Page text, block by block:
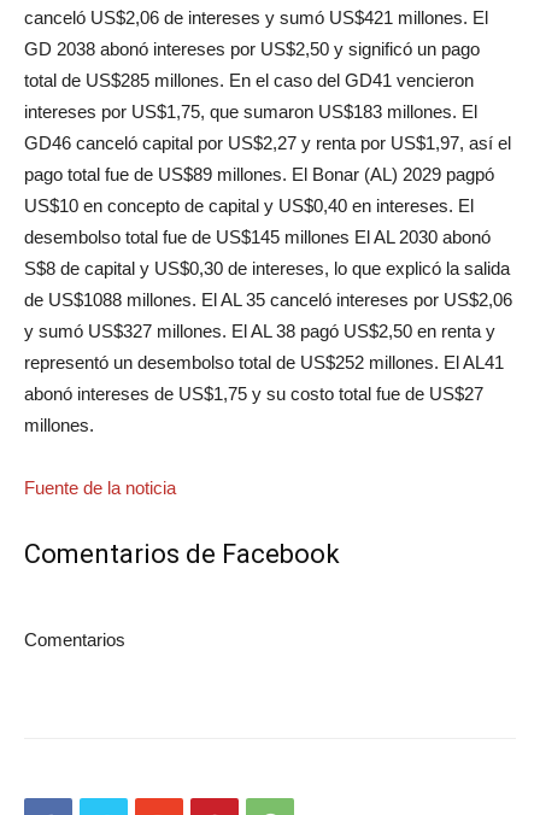
canceló US$2,06 de intereses y sumó US$421 millones. El
GD 2038 abonó intereses por US$2,50 y significó un pago
total de US$285 millones. En el caso del GD41 vencieron
intereses por US$1,75, que sumaron US$183 millones. El
GD46 canceló capital por US$2,27 y renta por US$1,97, así el
pago total fue de US$89 millones. El Bonar (AL) 2029 pagpó
US$10 en concepto de capital y US$0,40 en intereses. El
desembolso total fue de US$145 millones El AL 2030 abonó
S$8 de capital y US$0,30 de intereses, lo que explicó la salida
de US$1088 millones. El AL 35 canceló intereses por US$2,06
y sumó US$327 millones. El AL 38 pagó US$2,50 en renta y
representó un desembolso total de US$252 millones. El AL41
abonó intereses de US$1,75 y su costo total fue de US$27
millones.
Fuente de la noticia
Comentarios de Facebook
Comentarios